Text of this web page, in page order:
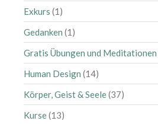
Exkurs (1)
Gedanken (1)
Gratis Übungen und Meditationen
Human Design (14)
Körper, Geist & Seele(37)
Kurse(13)